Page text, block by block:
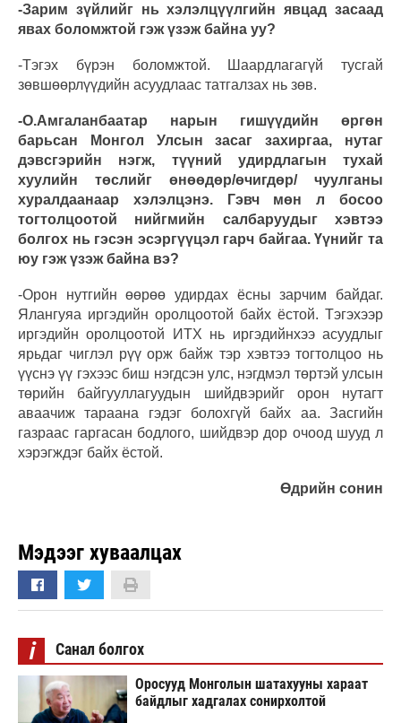
-Зарим зүйлийг нь хэлэлцүүлгийн явцад засаад
явах боломжтой гэж үзэж байна уу?
-Тэгэх бүрэн боломжтой. Шаардлагагүй тусгай
зөвшөөрлүүдийн асуудлаас татгалзах нь зөв.
-О.Амгаланбаатар нарын гишүүдийн өргөн
барьсан Монгол Улсын засаг захиргаа, нутаг
дэвсгэрийн нэгж, түүний удирдлагын тухай
хуулийн төслийг өнөөдөр/өчигдөр/ чуулганы
хуралдаанаар хэлэлцэнэ. Гэвч мөн л босоо
тогтолцоотой нийгмийн салбаруудыг хэвтээ
болгох нь гэсэн эсэргүүцэл гарч байгаа. Үүнийг та
юу гэж үзэж байна вэ?
-Орон нутгийн өөрөө удирдах ёсны зарчим байдаг.
Ялангуяа иргэдийн оролцоотой байх ёстой. Тэгэхээр
иргэдийн оролцоотой ИТХ нь иргэдийнхээ асуудлыг
ярьдаг чиглэл рүү орж байж тэр хэвтээ тогтолцоо нь
үүснэ үү гэхээс биш нэгдсэн улс, нэгдмэл төртэй улсын
төрийн байгууллагуудын шийдвэрийг орон нутагт
аваачиж тараана гэдэг болохгүй байх аа. Засгийн
газраас гаргасан бодлого, шийдвэр дор очоод шууд л
хэрэгждэг байх ёстой.
Өдрийн сонин
Мэдээг хуваалцах
i Санал болгох
Оросууд Монголын шатахууны хараат
байдлыг хадгалах сонирхолтой